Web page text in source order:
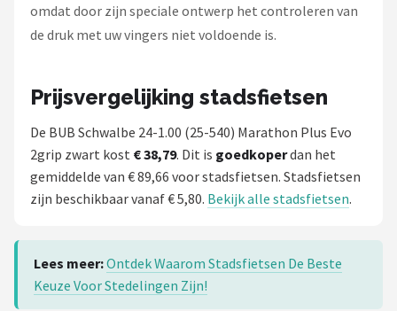
omdat door zijn speciale ontwerp het controleren van
de druk met uw vingers niet voldoende is.
Prijsvergelijking stadsfietsen
De BUB Schwalbe 24-1.00 (25-540) Marathon Plus Evo
2grip zwart kost € 38,79. Dit is goedkoperdan het
gemiddelde van € 89,66 voor stadsfietsen. Stadsfietsen
zijn beschikbaar vanaf € 5,80. Bekijk alle stadsfietsen.
Lees meer:Ontdek Waarom Stadsfietsen De Beste
Keuze Voor Stedelingen Zijn!